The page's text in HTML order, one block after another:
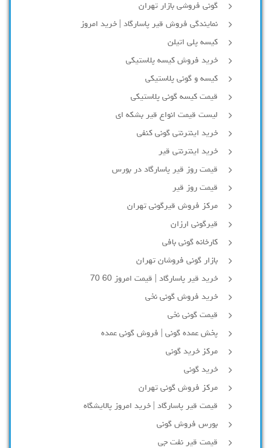
گونی فروشی بازار تهران
نمایندگی فروش قیر پاسارگاد | خرید امروز
کیسه پلی اتیلن
خرید فروش کیسه پلاستیکی
کیسه و گونی پلاستیکی
قیمت کیسه گونی پلاستیکی
لیست قیمت انواع قیر بشکه ای
خرید اینترنتی گونی کنفی
خرید اینترنتی قیر
قیمت روز قیر پاسارگاد در بورس
قیمت روز قیر
مرکز فروش قیرگونی تهران
قیرگونی ارزان
کارخانه گونی بافی
بازار گونی فروشان تهران
خرید قیر پاسارگاد | قیمت امروز 60 70
خرید فروش گونی نخی
قیمت گونی نخی
پخش عمده گونی | فروش گونی عمده
مرکز خرید گونی
خرید گونی
مرکز فروش گونی تهران
قیمت قیر پاسارگاد | خرید امروز پالایشگاه
بورس فروش گونی
قیمت قیر نفت جی